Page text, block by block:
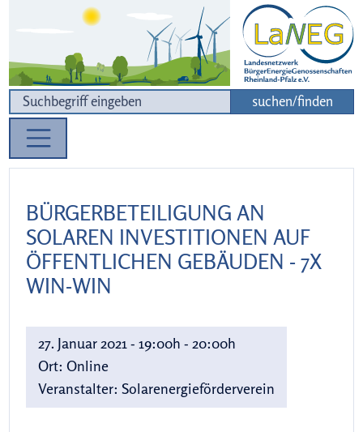
Zur Navigation
Zum Inhalt
suchen/finden
BÜRGERBETEILIGUNG AN
SOLAREN INVESTITIONEN AUF
ÖFFENTLICHEN GEBÄUDEN - 7X
WIN-WIN
27. Januar 2021 - 19:00h - 20:00h
Ort: Online
Veranstalter: Solarenergieförderverein